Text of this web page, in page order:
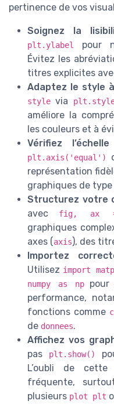
pertinence de vos
Soignez la
plt.ylabel
pour
Évitez les
titres explicites
Adaptez le style
style via
améliore la
les couleurs et à
Vérifiez
plt.axis('equal')
représentation
graphiques de type
Structurez votre
avec
fig, ax =
graphiques
axes (axis), des
Importez
Utilisez import
numpy as nppour
performance,
fonctions comme
de donnees.
Affichez vos
pas
plt.show()
L’oubli de
fréquente,
plusieurs plot plt